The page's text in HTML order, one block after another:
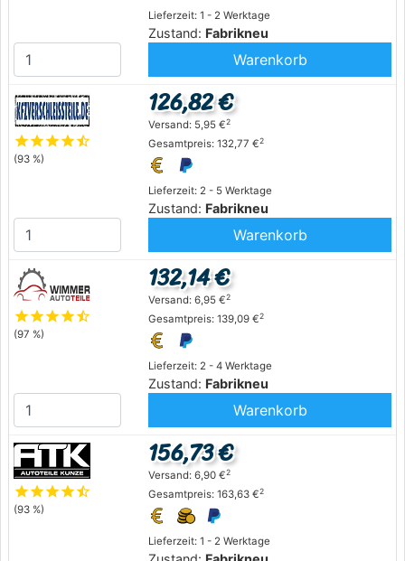
Lieferzeit: 1 - 2 Werktage
Zustand: Fabrikneu
Warenkorb
starstarstarstarstar_half
(93 %)
Lieferzeit: 2 - 5 Werktage
Zustand: Fabrikneu
126,82 €
Versand: 5,95 €2
Gesamtpreis: 132,77 €2
Warenkorb
starstarstarstarstar_half
(97 %)
Lieferzeit: 2 - 4 Werktage
Zustand: Fabrikneu
132,14 €
Versand: 6,95 €2
Gesamtpreis: 139,09 €2
Warenkorb
starstarstarstarstar_half
(93 %)
Lieferzeit: 1 - 2 Werktage
156,73 €
Versand: 6,90 €2
Gesamtpreis: 163,63 €2